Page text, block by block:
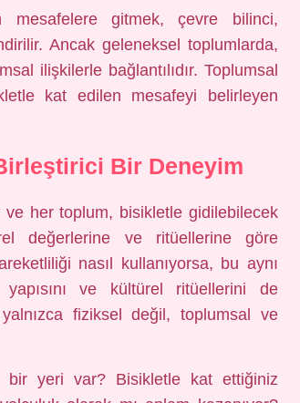
mesafelere gitmek, çevre bilinci,
Ancak geleneksel toplumlarda,
ilişkilerle bağlantılıdır. Toplumsal
kat edilen mesafeyi belirleyen
Bir Deneyim
ve her toplum, bisikletle gidilebilecek
değerlerine ve ritüellerine göre
nasıl kullanıyorsa, bu aynı
ve kültürel ritüellerini de
fiziksel değil, toplumsal ve
yeri var? Bisikletle kat ettiğiniz